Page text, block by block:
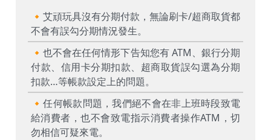
🔸艾頑玩具沒有分期付款，無論刷卡/超商取貨都
不會有誤勾分期情況發生。
🔸也不會在任何情形下告知您有 ATM、銀行分期
付款、信用卡分期扣款、超商取貨誤勾選為分期
扣款…等帳款設定上的問題。
🔸任何帳款問題，我們絕不會在非上班時段致電
給消費者，也不會致電指示消費者操作ATM，切
勿相信可疑來電。